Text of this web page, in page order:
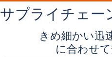
サプライチェー
きめ細かい迅
に合わせ